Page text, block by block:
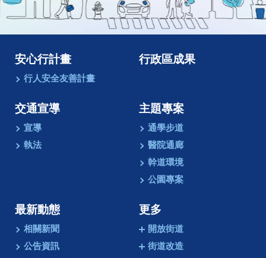
動
安心行計畫
行人安全友善計畫
行政區成果
交通宣導
宣導
執法
主題專案
通學步道
醫院通廊
幹道環境
公園專案
最新動態
相關新聞
公告資訊
更多
開放街道
街道改造